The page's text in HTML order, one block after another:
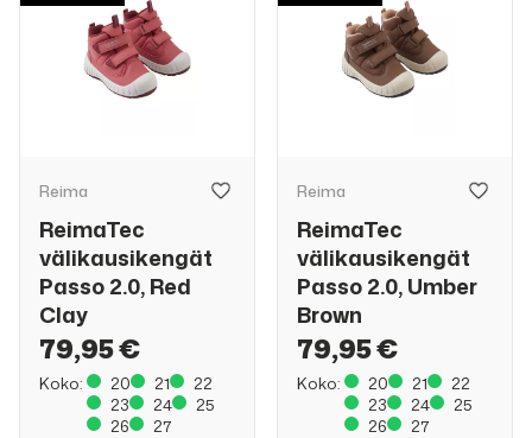
Reima
ReimaTec
välikausikengät
Passo 2.0, Red
Clay
79,95 €
Koko: 20 21
22
23
24
25
26
27
Reima
ReimaTec
välikausikengät
Passo 2.0, Umber
Brown
79,95 €
Koko: 20 21
22
23
24
25
26
27